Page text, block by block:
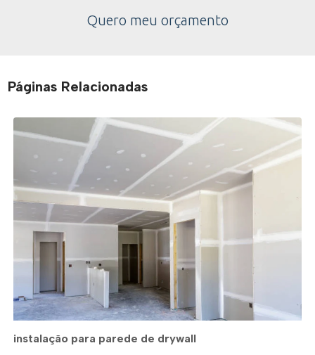
Quero meu orçamento
Páginas Relacionadas
instalação para parede de drywall